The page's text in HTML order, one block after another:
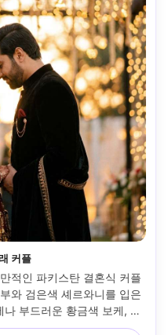
커플
적인 파키스탄 결혼식 커플
와 검은색 셰르와니를 입은
부드러운 황금색 보케, 황
얕은 피사계 깊이, 초현